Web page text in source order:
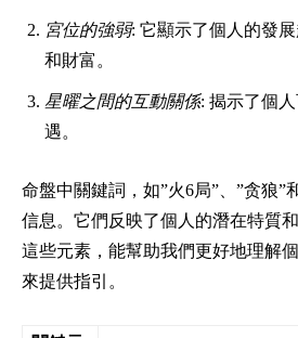
宮位的強弱: 它顯示了個人的發
和財富。
星曜之間的互動關係: 揭示了個
遇。
命盤中關鍵詞，如”火6局”、”贪狼”
信息。它們反映了個人的潛在特質
這些元素，能幫助我們更好地理解
來提供指引。